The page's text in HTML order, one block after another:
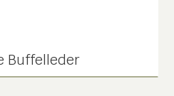
Buffelleder